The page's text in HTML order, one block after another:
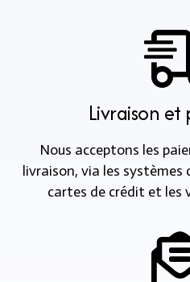
Livraison
Nous acceptons les
livraison, via les systèmes
cartes de crédit et les